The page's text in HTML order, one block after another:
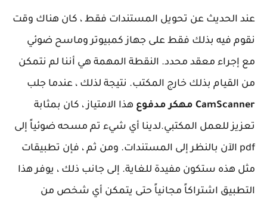
عند الحديث عن تحويل المستندات فقط ، كان هناك وقت
نقوم فيه بذلك فقط على جهاز كمبيوتر وماسح ضوئي
مع إجراء معقد محدد. النقطة المهمة هي أننا لم نتمكن
من القيام بذلك خارج المكتب. نتيجة لذلك ، عندما جلب
CamScanner مهكر مدفوع
هذا الامتياز ، كان بمثابة
تعزيز للعمل المكتبي.لدينا أي شيء تم مسحه ضوئياً إلى
pdf الآن بالنظر إلى المستندات. ومن ثم ، فإن تطبيقات
مثل هذه ستكون مفيدة للغاية. إلى جانب ذلك ، يوفر هذا
التطبيق اشتراكاً مجانياً حتى يتمكن أي شخص من